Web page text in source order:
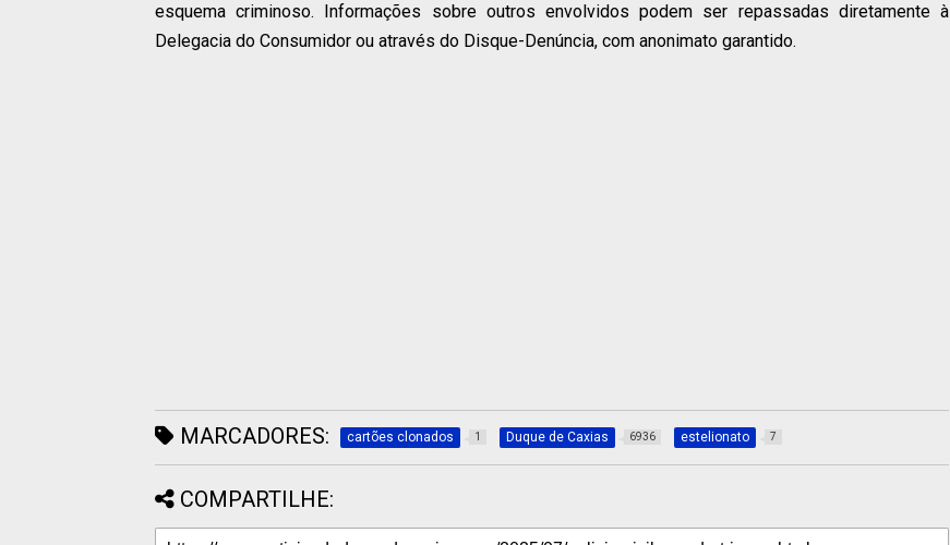
esquema criminoso. Informações sobre outros envolvidos podem ser repassadas diretamente à
Delegacia do Consumidor ou através do Disque-Denúncia, com anonimato garantido.
MARCADORES: cartões clonados 1 Duque de Caxias 6936 estelionato 7
COMPARTILHE: